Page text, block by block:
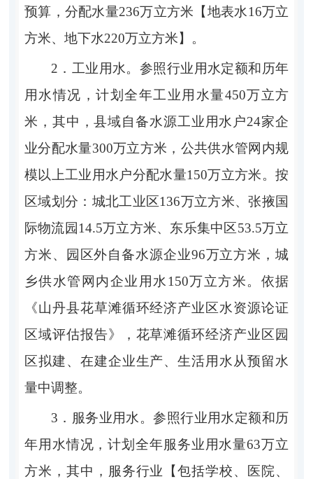
预算，分配水量236万立方米 【地表水16万立
方米、地下水220万立方米】 。
2． 工业用水。 参照行业用水定额和历年
用水情况，计划全年工业用水量450万立方
米，其中，县域自备水源工业用水户24家企
业分配水量300万立方米，公共供水管网内规
模以上工业用水户分配水量150万立方米。按
区域划分：城北工业区136万立方米、张掖国
际物流园14.5万立方米、东乐集中区53.5万立
方米、园区外自备水源企业96万立方米，城
乡供水管网内企业用水150万立方米。 依据
《山丹县花草滩循环经济产业区水资源论证
区域评估报告》，花草滩循环经济产业区园
区拟建、在建企业生产、生活用水从预留水
量中调整。
3． 服务业用水。参照行业用水定额和历
年用水情况，计划全年服务业用水量63万立
方米，其中，服务行业
【包括学校、医院、